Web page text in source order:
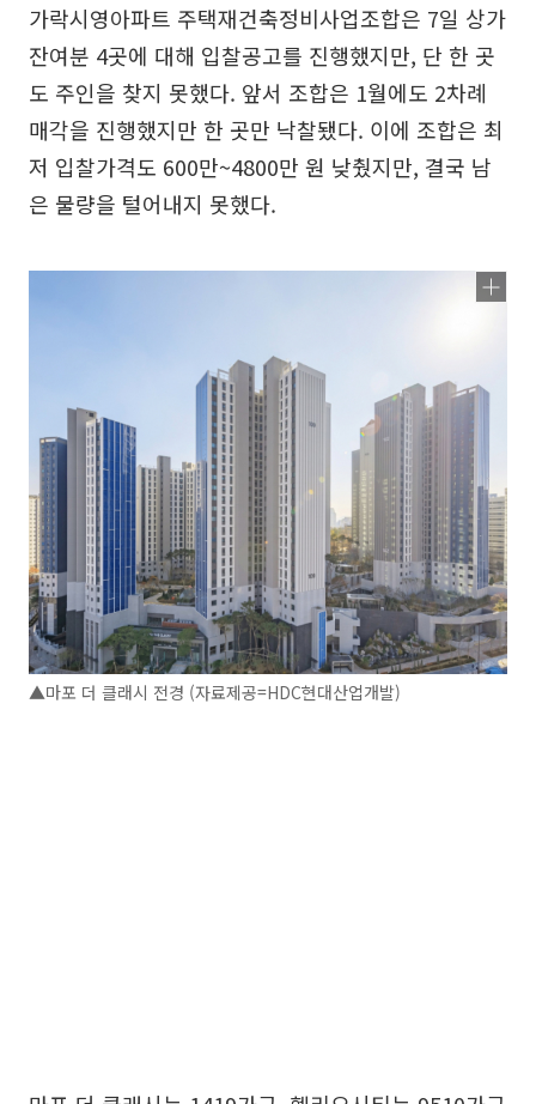
가락시영아파트 주택재건축정비사업조합은 7일 상가
잔여분 4곳에 대해 입찰공고를 진행했지만, 단 한 곳
도 주인을 찾지 못했다. 앞서 조합은 1월에도 2차례
매각을 진행했지만 한 곳만 낙찰됐다. 이에 조합은 최
저 입찰가격도 600만~4800만 원 낮췄지만, 결국 남
은 물량을 털어내지 못했다.
▲마포 더 클래시 전경 (자료제공=HDC현대산업개발)